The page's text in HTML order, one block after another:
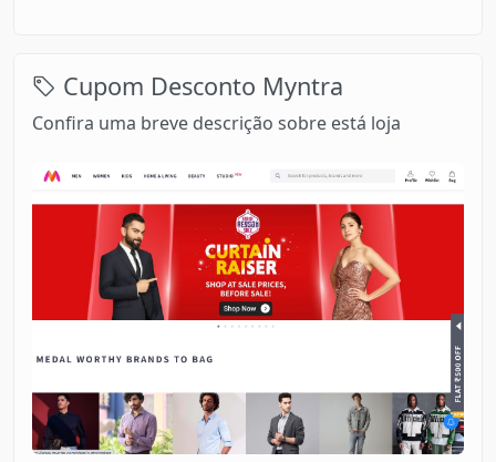
Cupom Desconto Myntra
Confira uma breve descrição sobre está loja